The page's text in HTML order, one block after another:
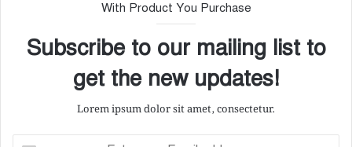
With Product You Purchase
Subscribe to our mailing list to
get the new updates!
Lorem ipsum dolor sit amet, consectetur.